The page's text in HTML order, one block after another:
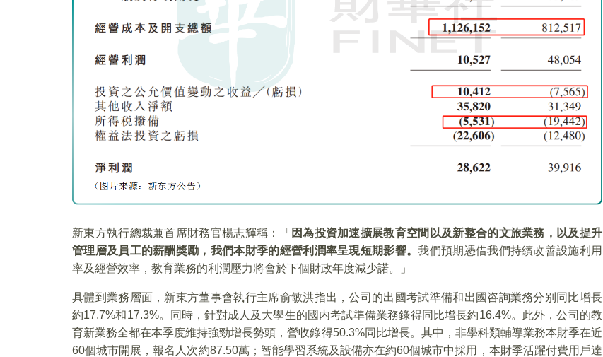
新東方執行總裁兼首席財務官楊志輝稱：「 因為投資加速擴展教育空間以及新整合的文旅業務，以及提升
管理層及員工的薪酬獎勵，我們本財季的經營利潤率呈現短期影響。我們預期憑借我們持續改善設施利用
率及經營效率，教育業務的利潤壓力將會於下個財政年度減少諾。」
具體到業務層面，新東方董事會執行主席俞敏洪指出，公司的出國考試準備和出國咨詢業務分别同比增長
約17.7%和17.3%。同時，針對成人及大學生的國内考試準備業務錄得同比增長約16.4%。此外，公司的教
育新業務全都在本季度維持強勁增長勢頭，營收錄得50.3%同比增長。其中，非學科類輔導業務本財季在近
60個城市開展，報名人次約87.50萬；智能學習系統及設備亦在約60個城市中採用，本財季活躍付費用戶達